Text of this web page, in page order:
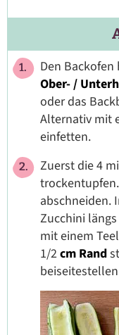
Den
Ober- /
oder das
Alternativ mit
einfetten.
Zuerst die 4
abschneiden.
Zucchini
mit einem
1/2cm Rand